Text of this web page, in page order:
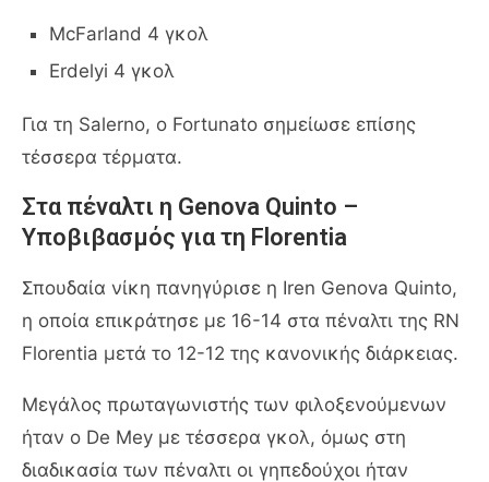
McFarland 4 γκολ
Erdelyi 4 γκολ
Για τη Salerno, ο Fortunato σημείωσε επίσης
τέσσερα τέρματα.
Στα πέναλτι η Genova Quinto –
Υποβιβασμός για τη Florentia
Σπουδαία νίκη πανηγύρισε η Iren Genova Quinto,
η οποία επικράτησε με 16-14 στα πέναλτι της RN
Florentia μετά το 12-12 της κανονικής διάρκειας.
Μεγάλος πρωταγωνιστής των φιλοξενούμενων
ήταν ο De Mey με τέσσερα γκολ, όμως στη
διαδικασία των πέναλτι οι γηπεδούχοι ήταν